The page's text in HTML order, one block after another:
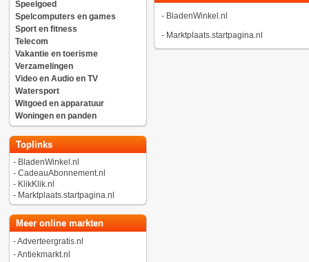
Speelgoed
Spelcomputers en games
Sport en fitness
Telecom
Vakantie en toerisme
Verzamelingen
Video en Audio en TV
Watersport
Witgoed en apparatuur
Woningen en panden
Toplinks
- BladenWinkel.nl
- CadeauAbonnement.nl
- KlikKlik.nl
- Marktplaats.startpagina.nl
Meer online markten
-Adverteergratis.nl
-Antiekmarkt.nl
- BladenWinkel.nl
- Marktplaats.startpagina.nl